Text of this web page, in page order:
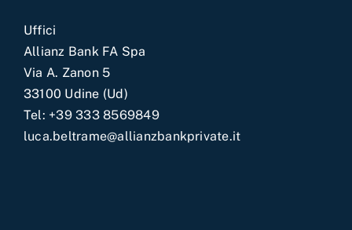
Uffici
Allianz Bank FA Spa
Via A. Zanon 5
33100 Udine (Ud)
Tel: +39 333 8569849
luca.beltrame@allianzbankprivate.it